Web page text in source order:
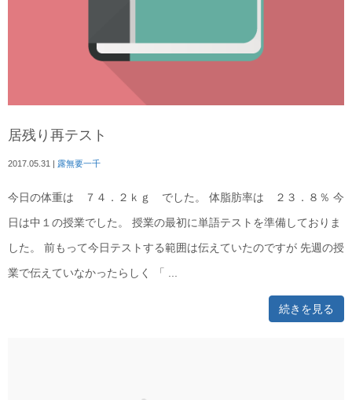
居残り再テスト
2017.05.31 | 露無要一千
今日の体重は ７４．２ｋｇ でした。 体脂肪率は ２３．８％ 今
日は中１の授業でした。 授業の最初に単語テストを準備しておりま
した。 前もって今日テストする範囲は伝えていたのですが 先週の授
業で伝えていなかったらしく 「 ...
続きを見る